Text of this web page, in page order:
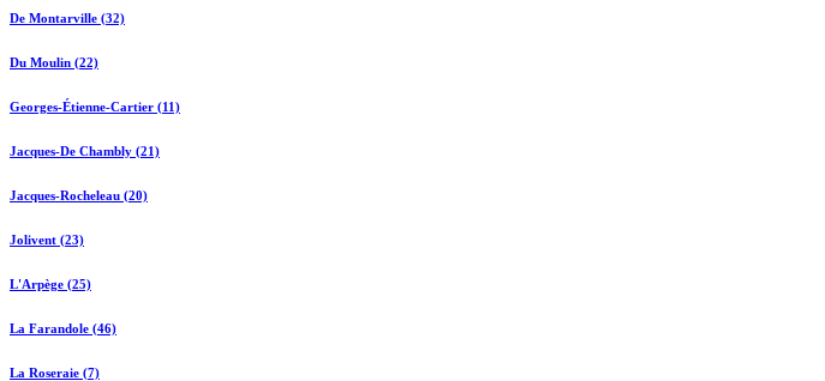
De Montarville (32)
Du Moulin (22)
Georges-Étienne-Cartier (11)
Jacques-De Chambly (21)
Jacques-Rocheleau (20)
Jolivent (23)
L'Arpège (25)
La Farandole (46)
La Roseraie (7)